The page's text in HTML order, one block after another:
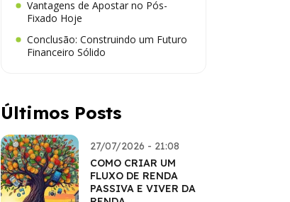
Vantagens de Apostar no Pós-
Fixado Hoje
Conclusão: Construindo um Futuro
Financeiro Sólido
Últimos Posts
27/07/2026 - 21:08
COMO CRIAR UM
FLUXO DE RENDA
PASSIVA E VIVER DA